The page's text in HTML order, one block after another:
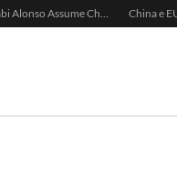
Xabi Alonso Assume Chelsea: Nova Estratégia Gerencial e Contrato Até 2030